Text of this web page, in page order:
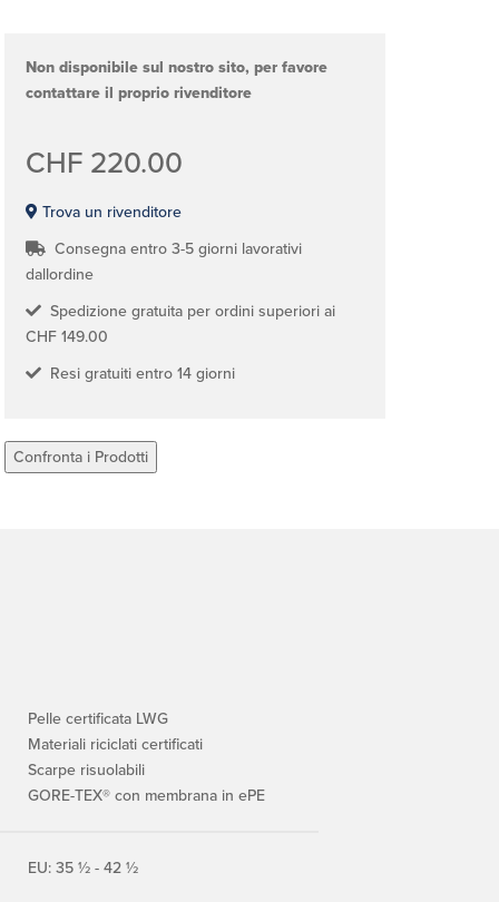
Non disponibile sul nostro sito, per favore
contattare il proprio rivenditore
CHF 220.00
Trova un rivenditore
Consegna entro 3-5 giorni lavorativi
dallordine
Spedizione gratuita per ordini superiori ai
CHF 149.00
Resi gratuiti entro 14 giorni
Confronta i Prodotti
Pelle certificata LWG
Materiali riciclati certificati
Scarpe risuolabili
GORE-TEX® con membrana in ePE
EU: 35 ½ - 42 ½